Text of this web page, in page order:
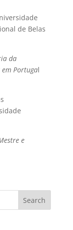
de Belas
da
Portugal
e